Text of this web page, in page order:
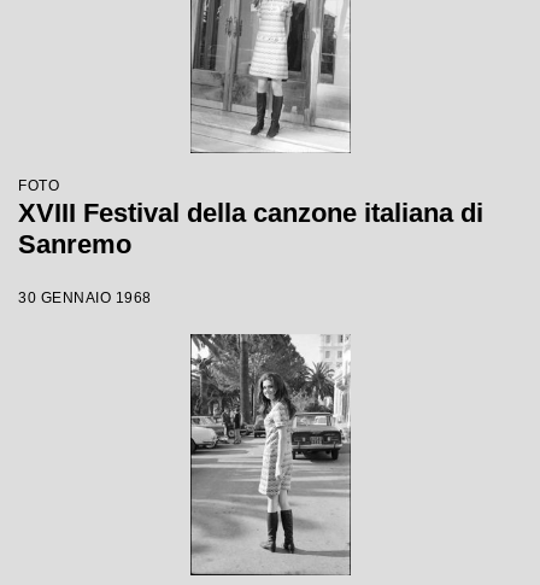
FOTO
XVIII Festival della canzone italiana di
Sanremo
30 GENNAIO 1968